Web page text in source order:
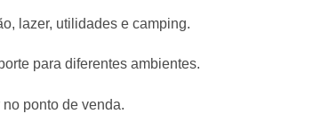
lazer, utilidades e camping.
para diferentes ambientes.
ponto de venda.